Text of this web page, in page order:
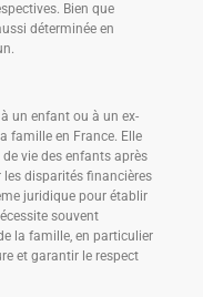
Bien que
déterminée en
un enfant ou à un ex-
famille en France. Elle
vie des enfants après
les disparités financières
juridique pour établir
souvent
la famille, en particulier
et garantir le respect